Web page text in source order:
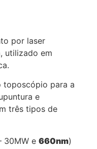
por laser
utilizado em
toposcópio para a
e
três tipos de
30MW e 660nm)